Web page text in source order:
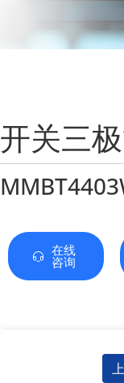
开关三
在线
咨询